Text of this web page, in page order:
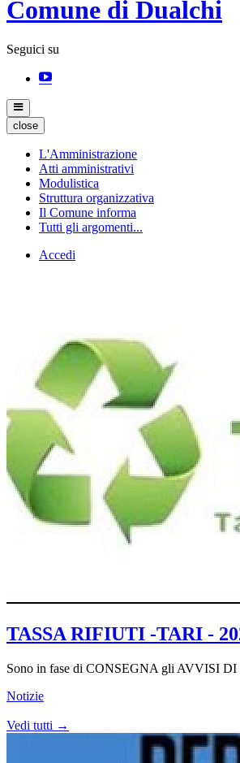
Comune di Dualchi
Seguici su
close
L'Amministrazione
Atti amministrativi
Modulistica
Struttura organizzativa
Il Comune informa
Tutti gli argomenti...
Accedi
TASSA RIFIUTI -TARI -
Sono in fase di CONSEGNA gli AVVISI
Notizie
Vedi tutti →